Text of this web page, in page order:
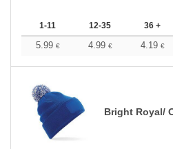
1-11 12-35 36 +
5.99 € 4.99 € 4.19 €
Bright Royal/